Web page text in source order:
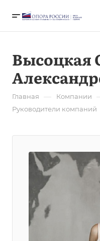
Высоцкая
Главная — Компании
Руководители компаний